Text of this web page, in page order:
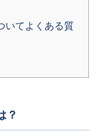
いてよくある質
？